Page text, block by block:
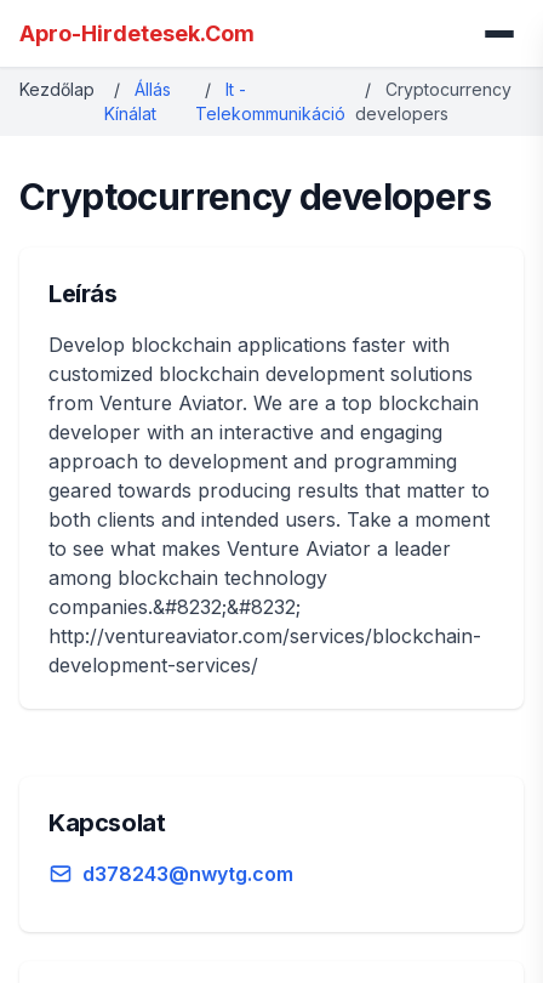
Apro-Hirdetesek.Com
Kezdőlap /
Állás
Kínálat
/
It -
Telekommunikáció
/
Cryptocurrency
developers
Cryptocurrency developers
Leírás
Develop blockchain applications faster with
customized blockchain development solutions
from Venture Aviator. We are a top blockchain
developer with an interactive and engaging
approach to development and programming
geared towards producing results that matter to
both clients and intended users. Take a moment
to see what makes Venture Aviator a leader
among blockchain technology
companies.&#8232;&#8232;
http://ventureaviator.com/services/blockchain-
development-services/
Kapcsolat
d378243@nwytg.com